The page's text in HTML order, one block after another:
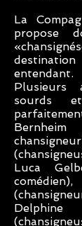
La
propose
entendant.
Plusieurs
sourds
Luca